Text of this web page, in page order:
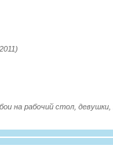
на рабочий стол девушки